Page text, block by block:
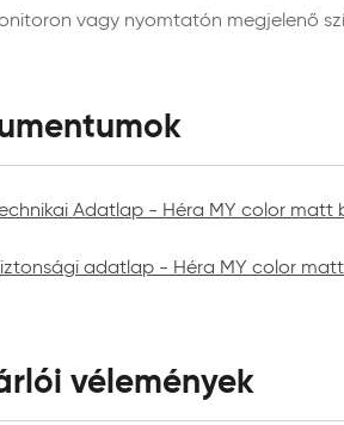
vagy nyomtatón megjelenő
Adatlap - Héra MY color matt
adatlap - Héra MY color
vélemények